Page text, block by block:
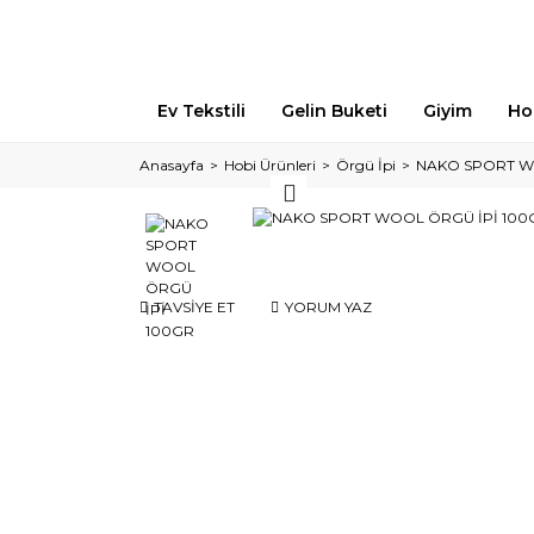
Ev Tekstili Gelin Buketi Giyim
Anasayfa Hobi Ürünleri Örgü İpi NAKO SPORT
TAVSİYE ET YORUM YAZ